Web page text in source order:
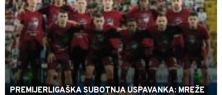
PREMIJERLIGAŠKA SUBOTNJA USPAVANKA: MREŽE